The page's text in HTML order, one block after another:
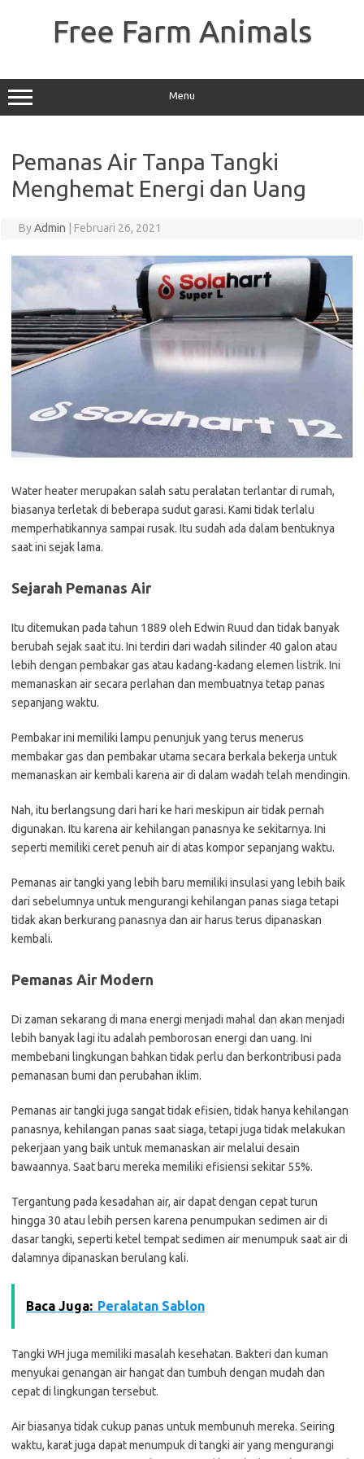
Free Farm Animals
Menu
Pemanas Air Tanpa Tangki
Menghemat Energi dan Uang
ByAdmin Februari 26, 2021
Water heater merupakan salah satu peralatan terlantar di rumah,
biasanya terletak di beberapa sudut garasi. Kami tidak terlalu
memperhatikannya sampai rusak. Itu sudah ada dalam bentuknya
saat ini sejak lama.
Sejarah Pemanas Air
Itu ditemukan pada tahun 1889 oleh Edwin Ruud dan tidak banyak
berubah sejak saat itu. Ini terdiri dari wadah silinder 40 galon atau
lebih dengan pembakar gas atau kadang-kadang elemen listrik. Ini
memanaskan air secara perlahan dan membuatnya tetap panas
sepanjang waktu.
Pembakar ini memiliki lampu penunjuk yang terus menerus
membakar gas dan pembakar utama secara berkala bekerja untuk
memanaskan air kembali karena air di dalam wadah telah mendingin.
Nah, itu berlangsung dari hari ke hari meskipun air tidak pernah
digunakan. Itu karena air kehilangan panasnya ke sekitarnya. Ini
seperti memiliki ceret penuh air di atas kompor sepanjang waktu.
Pemanas air tangki yang lebih baru memiliki insulasi yang lebih baik
dari sebelumnya untuk mengurangi kehilangan panas siaga tetapi
tidak akan berkurang panasnya dan air harus terus dipanaskan
kembali.
Pemanas Air Modern
Di zaman sekarang di mana energi menjadi mahal dan akan menjadi
lebih banyak lagi itu adalah pemborosan energi dan uang. Ini
membebani lingkungan bahkan tidak perlu dan berkontribusi pada
pemanasan bumi dan perubahan iklim.
Pemanas air tangki juga sangat tidak efisien, tidak hanya kehilangan
panasnya, kehilangan panas saat siaga, tetapi juga tidak melakukan
pekerjaan yang baik untuk memanaskan air melalui desain
bawaannya. Saat baru mereka memiliki efisiensi sekitar 55%.
Tergantung pada kesadahan air, air dapat dengan cepat turun
hingga 30 atau lebih persen karena penumpukan sedimen air di
dasar tangki, seperti ketel tempat sedimen air menumpuk saat air di
dalamnya dipanaskan berulang kali.
Baca Juga: Peralatan Sablon
Tangki WH juga memiliki masalah kesehatan. Bakteri dan kuman
menyukai genangan air hangat dan tumbuh dengan mudah dan
cepat di lingkungan tersebut.
Air biasanya tidak cukup panas untuk membunuh mereka. Seiring
waktu, karat juga dapat menumpuk di tangki air yang mengurangi